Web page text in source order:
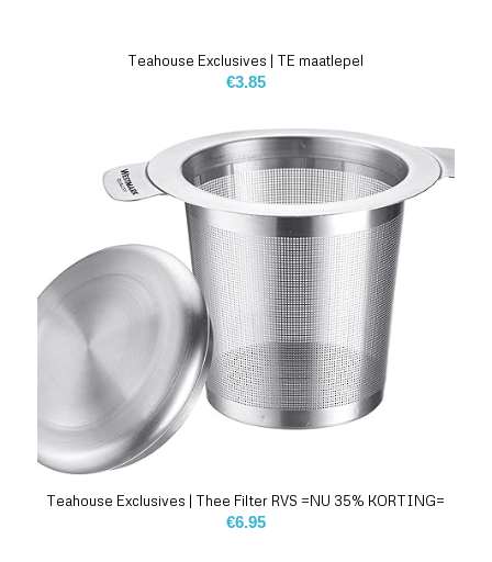
Teahouse Exclusives | TE maatlepel
€3.85
Teahouse Exclusives | Thee Filter RVS =NU 35% KORTING=
€6.95